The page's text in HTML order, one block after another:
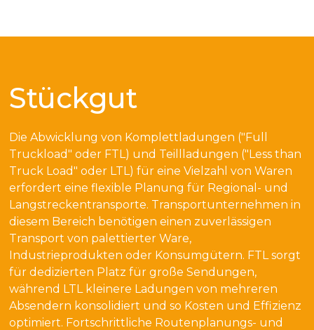
Stückgut
Die Abwicklung von Komplettladungen ("Full
Truckload" oder FTL) und Teillladungen ("Less than
Truck Load" oder LTL) für eine Vielzahl von Waren
erfordert eine flexible Planung für Regional- und
Langstreckentransporte. Transportunternehmen in
diesem Bereich benötigen einen zuverlässigen
Transport von palettierter Ware,
Industrieprodukten oder Konsumgütern. FTL sorgt
für dedizierten Platz für große Sendungen,
während LTL kleinere Ladungen von mehreren
Absendern konsolidiert und so Kosten und Effizienz
optimiert. Fortschrittliche Routenplanungs- und